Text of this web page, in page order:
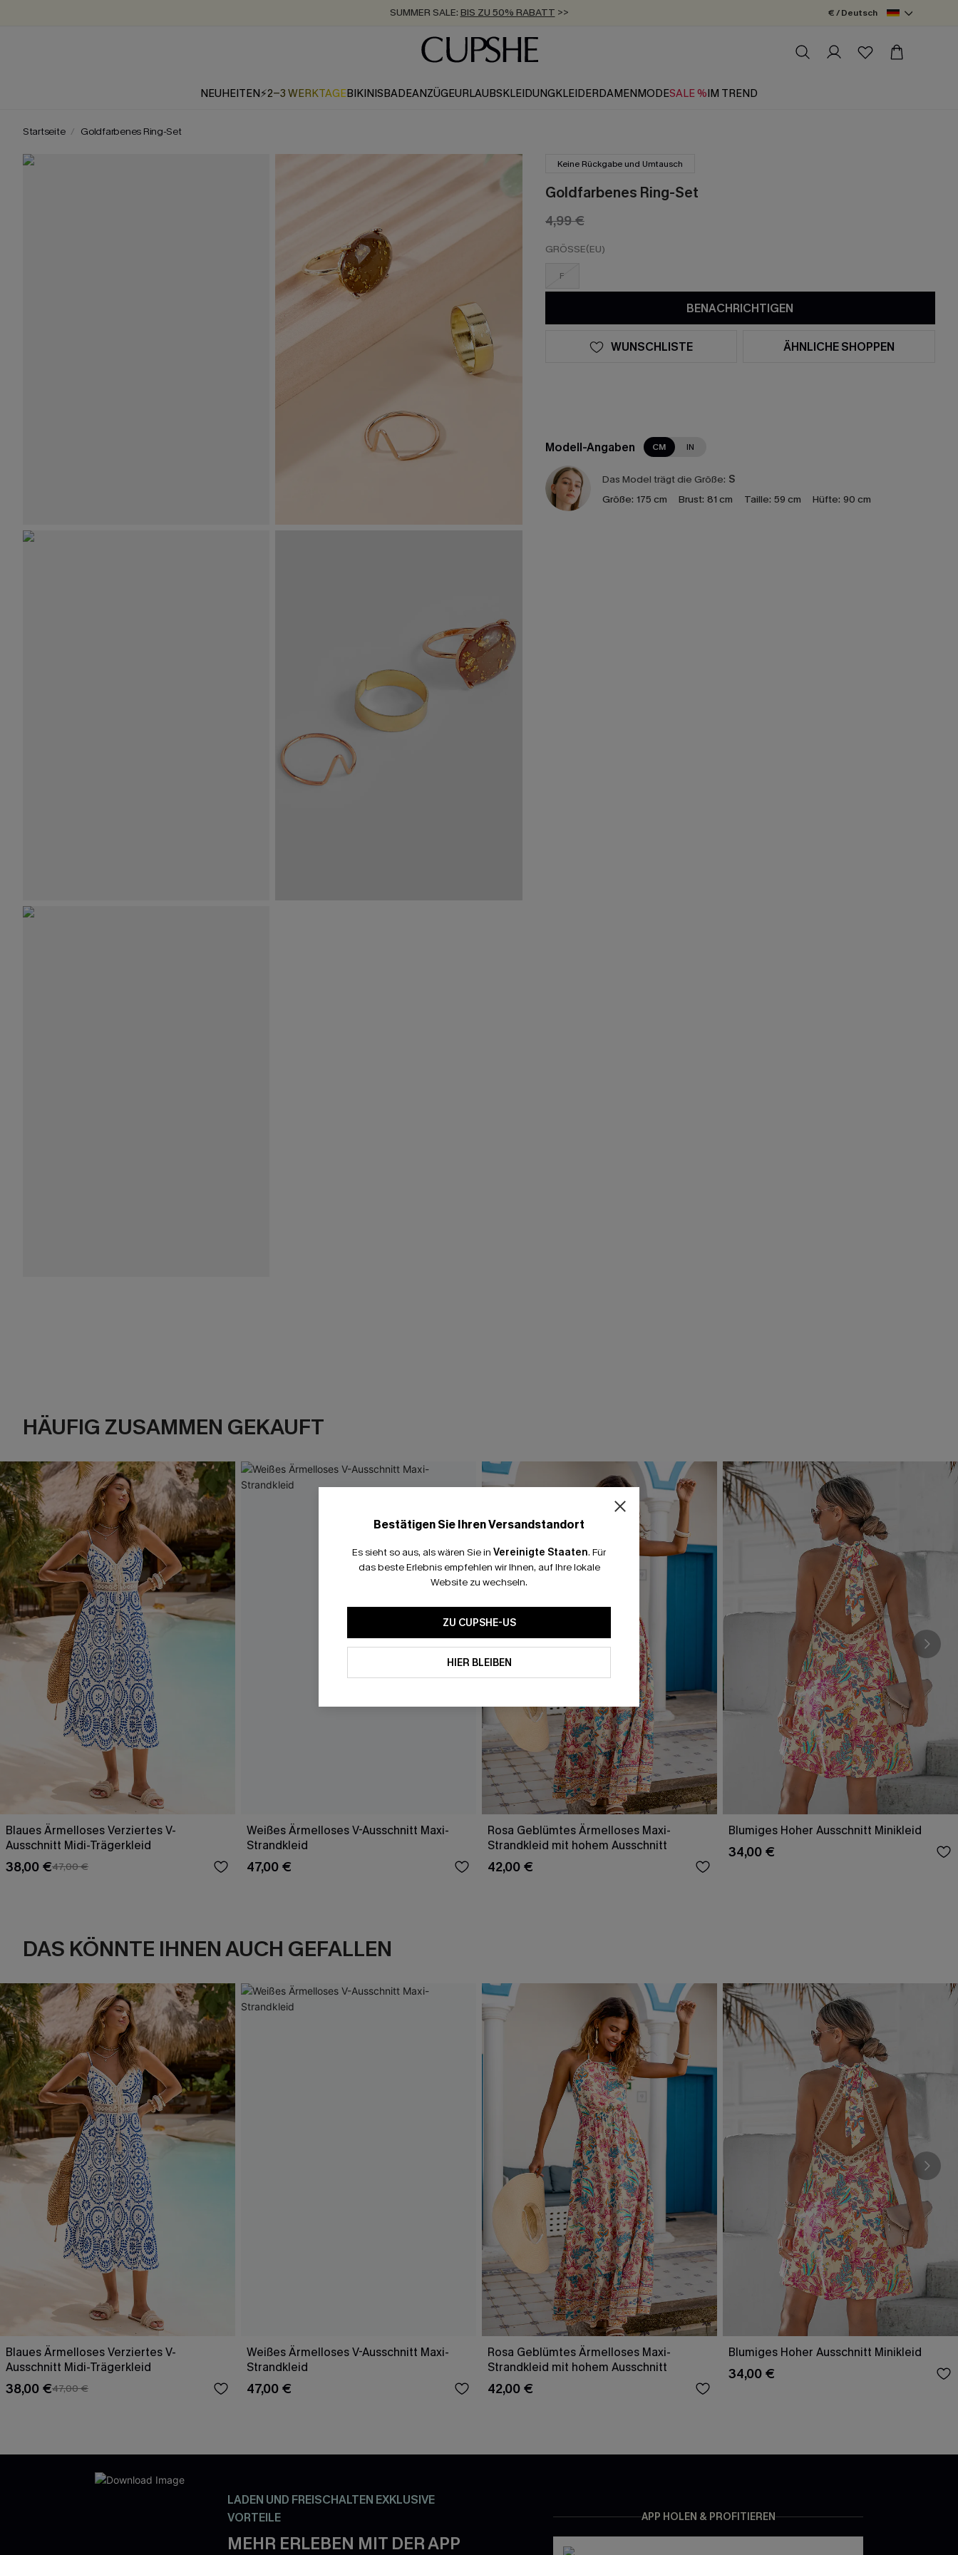
SUMMER SALE: BIS ZU 50% RABATT >>
ZUM NEWSLETTER:BIS ZU -20% EXTRA ERHALTEN
KOSTENLOSER VERSAND AB 89 €
€ / Deutsch
NEUHEITEN⚡2-3 WERKTAGEBIKINISBADEANZÜGEURLAUBSKLEIDUNGKLEIDERDAMENMODESALE %IM TREND
Startseite Goldfarbenes Ring-Set
Keine Rückgabe und Umtausch
Goldfarbenes Ring-Set
4,99 €
GRÖSSE(EU)
F
BENACHRICHTIGEN
WUNSCHLISTE ÄHNLICHE SHOPPEN
Modell-Angaben CM IN
Das Model trägt die Größe: S
Größe: 175 cm Brust: 81 cm Taille: 59 cm Hüfte: 90 cm
HÄUFIG ZUSAMMEN GEKAUFT
Blaues Ärmelloses Verziertes V-
Ausschnitt Midi-Trägerkleid
38,00 €47,00 €
Weißes Ärmelloses V-Ausschnitt Maxi-
Strandkleid
47,00 €
Rosa Geblümtes Ärmelloses Maxi-
Strandkleid mit hohem Ausschnitt
42,00 €
Blumiges Hoher Ausschnitt Minikleid
34,00 €
DAS KÖNNTE IHNEN AUCH GEFALLEN
Blaues Ärmelloses Verziertes V-
Ausschnitt Midi-Trägerkleid
38,00 €47,00 €
Weißes Ärmelloses V-Ausschnitt Maxi-
Strandkleid
47,00 €
Rosa Geblümtes Ärmelloses Maxi-
Strandkleid mit hohem Ausschnitt
42,00 €
Blumiges Hoher Ausschnitt Minikleid
34,00 €
LADEN UND FREISCHALTEN EXKLUSIVE
VORTEILE
MEHR ERLEBEN MIT DER APP
APP HOLEN & PROFITIEREN
Bestätigen Sie Ihren Versandstandort
Es sieht so aus, als wären Sie in Vereinigte Staaten. Für
das beste Erlebnis empfehlen wir Ihnen, auf Ihre lokale
Website zu wechseln.
ZU CUPSHE-US
HIER BLEIBEN